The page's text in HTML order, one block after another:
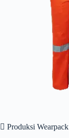
 Produksi Wearpack